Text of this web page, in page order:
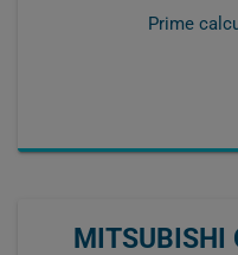
Prime
MITSUBISHI